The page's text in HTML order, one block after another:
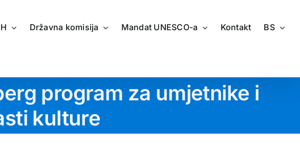
Državna komisija Mandat UNESCO-a Kontakt BS
program za umjetnike i
kulture